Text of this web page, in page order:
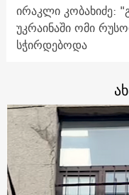
ირაკლი კობახიძე:
უკრაინაში ომი
სჭირდებოდა